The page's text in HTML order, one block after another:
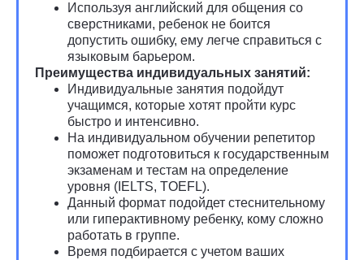
Используя английский для общения со
сверстниками, ребенок не боится
допустить ошибку, ему легче справиться с
языковым барьером.
Преимущества индивидуальных занятий:
Индивидуальные занятия подойдут
учащимся, которые хотят пройти курс
быстро и интенсивно.
На индивидуальном обучении репетитор
поможет подготовиться к государственным
экзаменам и тестам на определение
уровня (IELTS, TOEFL).
Данный формат подойдет стеснительному
или гиперактивному ребенку, кому сложно
работать в группе.
Время подбирается с учетом ваших